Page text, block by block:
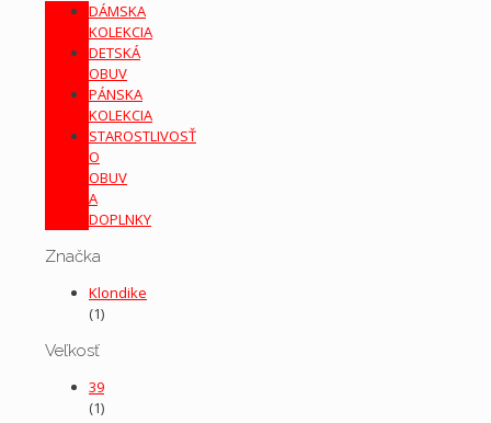
DÁMSKA
KOLEKCIA
DETSKÁ
OBUV
PÁNSKA
KOLEKCIA
STAROSTLIVOSŤ
O
OBUV
A
DOPLNKY
Značka
Klondike
(1)
Veľkosť
39
(1)